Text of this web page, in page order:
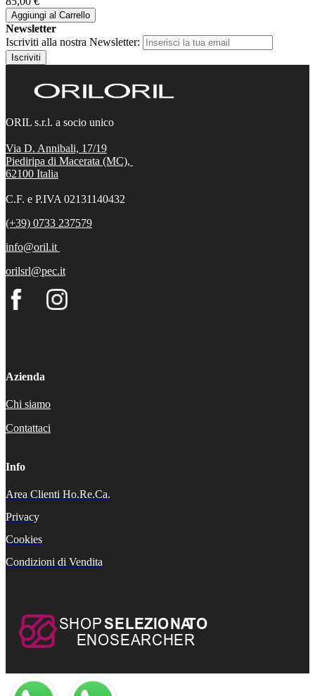
Aggiungi al Carrello
Newsletter
Iscriviti alla nostra Newsletter:
Iscriviti
ORIL s.r.l. a socio unico
Via D. Annibali, 17/19
Piediripa di Macerata (MC),
62100 Italia
C.F. e P.IVA 02131140432
(+39) 0733 237579
info@oril.it
orilsrl@pec.it
Azienda
Chi siamo
Contattaci
Info
Area Clienti Ho.Re.Ca.
Privacy
Cookies
Condizioni di Vendita